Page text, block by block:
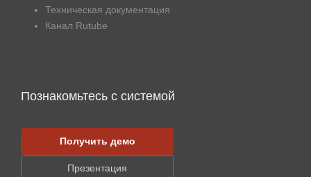
Техническая документация
Канал Rutube
Познакомьтесь с системой
Получить демо
Презентация